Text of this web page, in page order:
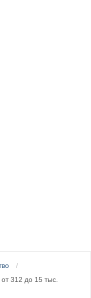
312 до 15 тыс.